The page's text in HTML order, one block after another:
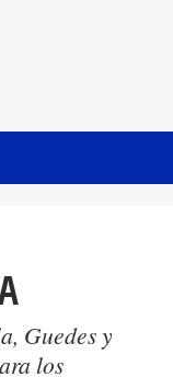
Guedes y
los